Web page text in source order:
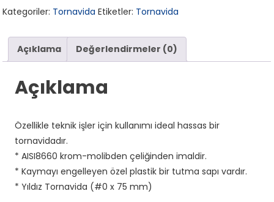
Kategoriler: Tornavida Etiketler: Tornavida
Açıklama Değerlendirmeler (0)
Açıklama
Özellikle teknik işler için kullanımı ideal hassas bir
tornavidadır.
* AISI8660 krom-molibden çeliğinden imaldir.
* Kaymayı engelleyen özel plastik bir tutma sapı vardır.
* Yıldız Tornavida (#0 x 75 mm)